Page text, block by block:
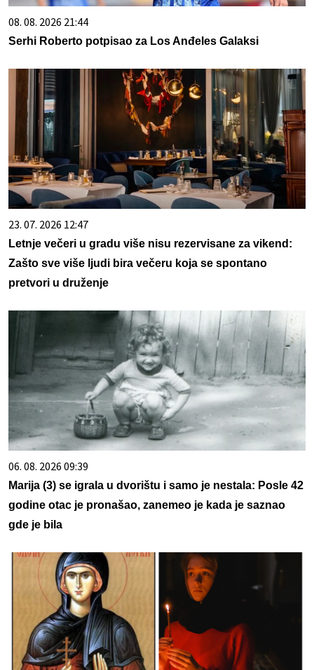
08. 08. 2026 21:44
Serhi Roberto potpisao za Los Anđeles Galaksi
23. 07. 2026 12:47
Letnje večeri u gradu više nisu rezervisane za vikend:
Zašto sve više ljudi bira večeru koja se spontano
pretvori u druženje
06. 08. 2026 09:39
Marija (3) se igrala u dvorištu i samo je nestala: Posle 42
godine otac je pronašao, zanemeo je kada je saznao
gde je bila